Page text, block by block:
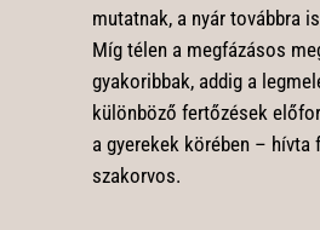
mutatnak, a nyár továbbra
Míg télen a megfázásos
gyakoribbak, addig a
különböző fertőzések
a gyerekek körében – hívta
szakorvos.